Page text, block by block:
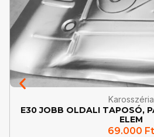
Karosszéria
E30 JOBB OLDALI TAPOSÓ,
ELEM
69.000 Ft